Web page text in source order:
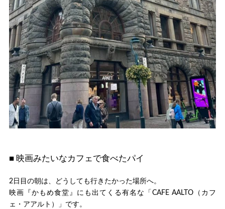
■ 映画みたいなカフェで食べたパイ
2日目の朝は、どうしても行きたかった場所へ。
映画『かもめ食堂』にも出てくる有名な「CAFE AALTO（カフ
ェ・アアルト）」です。